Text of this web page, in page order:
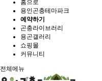
홈으로
용인곤충테마파크
예약하기
곤충라이브러리
용곤갤러리
쇼핑몰
커뮤니티
전체메뉴